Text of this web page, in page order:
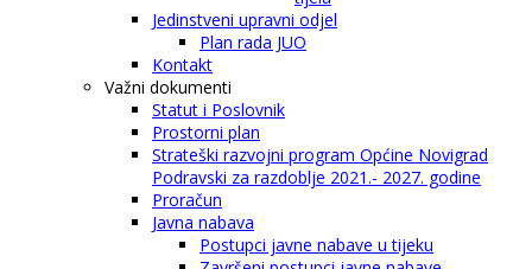
Jedinstveni upravni odjel
Plan rada JUO
Kontakt
Važni dokumenti
Statut i Poslovnik
Prostorni plan
Strateški razvojni program Općine Novigrad
Podravski za razdoblje 2021.- 2027. godine
Proračun
Javna nabava
Postupci javne nabave u tijeku